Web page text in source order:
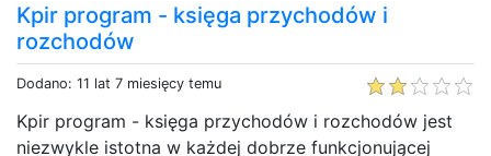
Kpir program - księga przychodów i
rozchodów
Dodano: 11 lat 7 miesięcy temu
Kpir program - księga przychodów i rozchodów jest
niezwykle istotna w każdej dobrze funkcjonującej